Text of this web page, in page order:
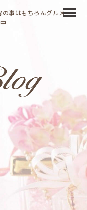
の事はもちろんグルメ